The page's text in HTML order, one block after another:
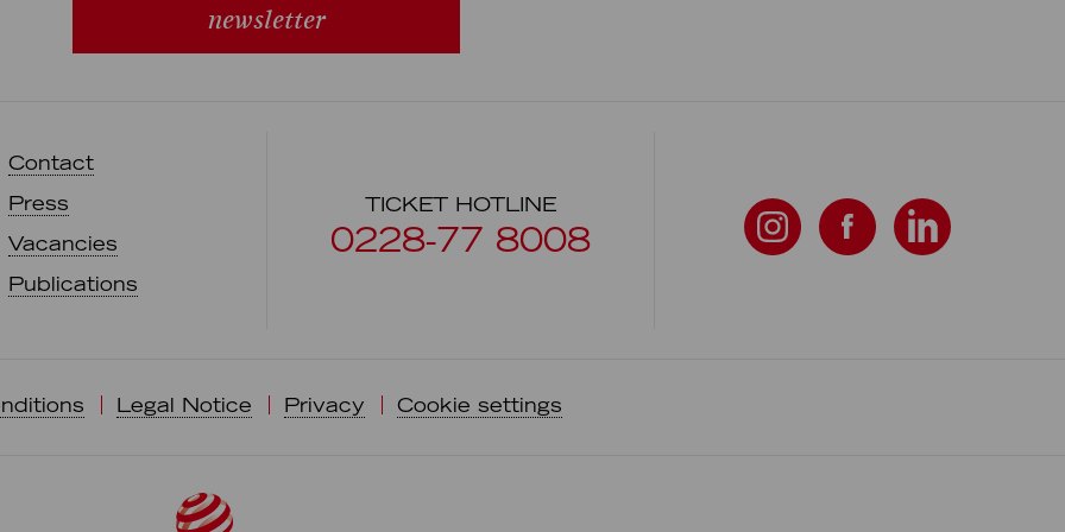
newsletter
Contact
Press
Vacancies
Publications
TICKET HOTLINE
0228-77 8008
Legal Notice Privacy Cookie settings